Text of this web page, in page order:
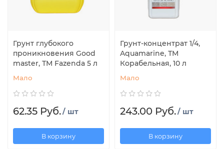
Грунт глубокого
проникновения Good
master, ТМ Fazenda 5 л
Мало
62.35 Руб./ шт
В корзину
Грунт-концентрат 1/4,
Aquamarine, ТМ
Корабельная, 10 л
Мало
243.00 Руб./ шт
В корзину